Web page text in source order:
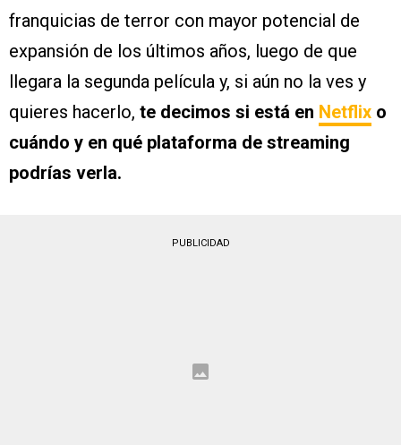
franquicias de terror con mayor potencial de
expansión de los últimos años, luego de que
llegara la segunda película y, si aún no la ves y
quieres hacerlo, te decimos si está en Netflix o
cuándo y en qué plataforma de streaming
podrías verla.
PUBLICIDAD